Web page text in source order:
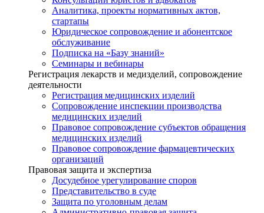
Аналитика, проекты нормативных актов,
стартапы
Юридическое сопровождение и абонентское
обслуживание
Подписка на «Базу знаний»
Семинары и вебинары
Регистрация лекарств и медизделий, сопровождение
деятельности
Регистрация медицинских изделий
Сопровождение инспекции производства
медицинских изделий
Правовое сопровождение субъектов обращения
медицинских изделий
Правовое сопровождение фармацевтических
организаций
Правовая защита и экспертиза
Досудебное урегулирование споров
Представительство в суде
Защита по уголовным делам